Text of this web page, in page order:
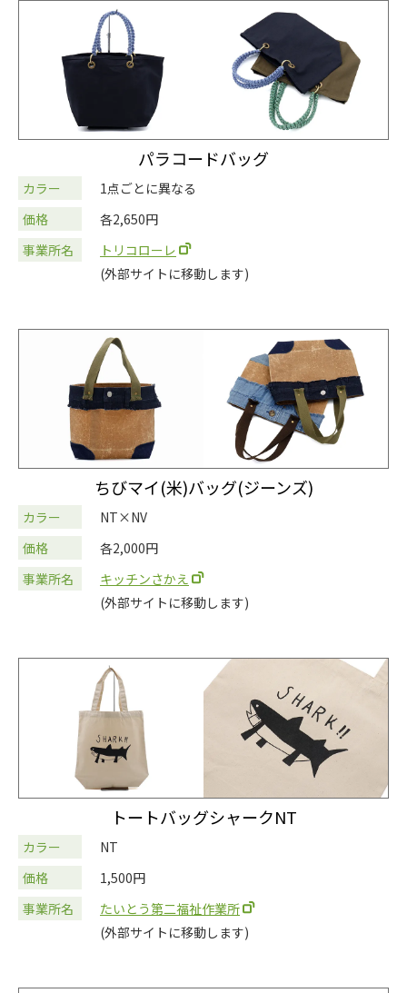
パラコードバッグ
カラー
1点ごとに異なる
価格
各2,650円
事業所名
トリコローレ
(外部サイトに移動します)
ちびマイ(米)バッグ(ジーンズ)
カラー
NT×NV
価格
各2,000円
事業所名
キッチンさかえ
(外部サイトに移動します)
トートバッグシャークNT
カラー
NT
価格
1,500円
事業所名
たいとう第二福祉作業所
(外部サイトに移動します)